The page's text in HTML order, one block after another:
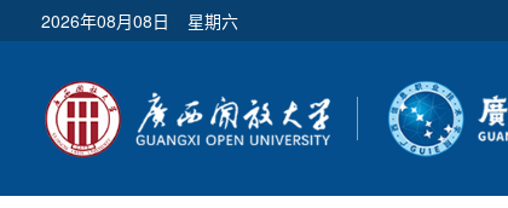
2026年08月08日 星期六